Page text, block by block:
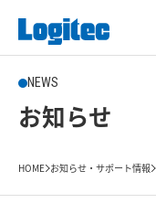
NEWS
お知らせ
HOME お知らせ・サポート情報